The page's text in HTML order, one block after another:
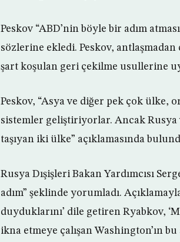
Peskov “ABD’nin böyle bir adım
sözlerine ekledi. Peskov,
şart koşulan geri çekilme usullerine
Peskov, “Asya ve diğer pek çok ülke,
sistemler geliştiriyorlar. Ancak
taşıyan iki ülke” açıklamasında
Rusya Dışişleri Bakan Yardımcısı
adım” şeklinde yorumladı.
duyduklarını’ dile getiren Ryabkov,
ikna etmeye çalışan Washington’ın bu